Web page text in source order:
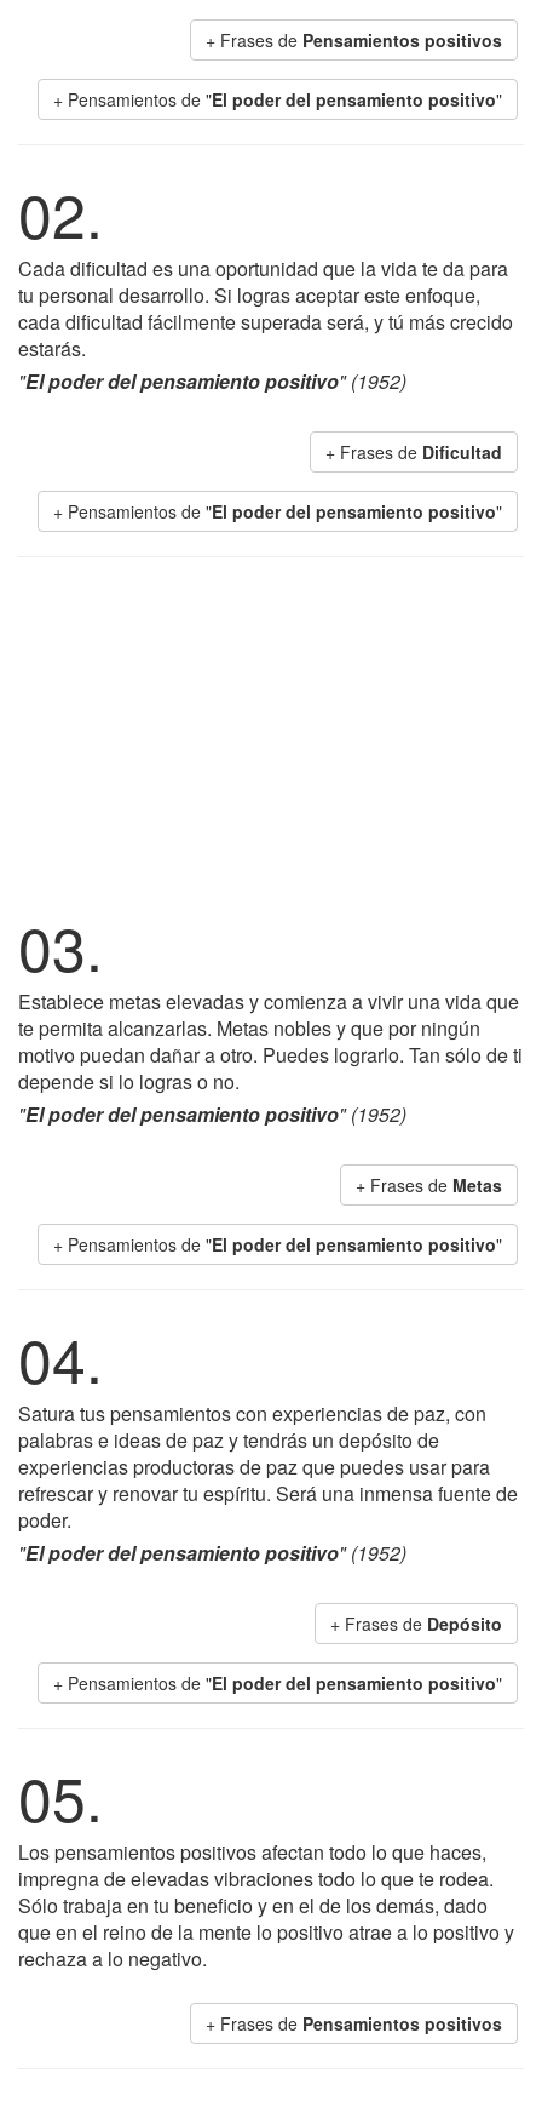
+ Frases de Pensamientos positivos
+ Pensamientos de "El poder del pensamiento positivo"
02.
Cada dificultad es una oportunidad que la vida te da para
tu personal desarrollo. Si logras aceptar este enfoque,
cada dificultad fácilmente superada será, y tú más crecido
estarás.
"El poder del pensamiento positivo" (1952)
+ Frases de Dificultad
+ Pensamientos de "El poder del pensamiento positivo"
03.
Establece metas elevadas y comienza a vivir una vida que
te permita alcanzarlas. Metas nobles y que por ningún
motivo puedan dañar a otro. Puedes lograrlo. Tan sólo de ti
depende si lo logras o no.
"El poder del pensamiento positivo" (1952)
+ Frases de Metas
+ Pensamientos de "El poder del pensamiento positivo"
04.
Satura tus pensamientos con experiencias de paz, con
palabras e ideas de paz y tendrás un depósito de
experiencias productoras de paz que puedes usar para
refrescar y renovar tu espíritu. Será una inmensa fuente de
poder.
"El poder del pensamiento positivo" (1952)
+ Frases de Depósito
+ Pensamientos de "El poder del pensamiento positivo"
05.
Los pensamientos positivos afectan todo lo que haces,
impregna de elevadas vibraciones todo lo que te rodea.
Sólo trabaja en tu beneficio y en el de los demás, dado
que en el reino de la mente lo positivo atrae a lo positivo y
rechaza a lo negativo.
+ Frases de Pensamientos positivos